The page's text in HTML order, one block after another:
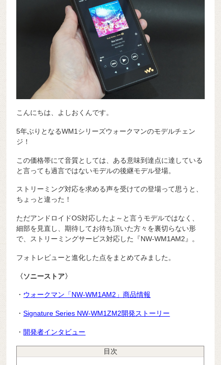
こんにちは、よしおくんです。
5年ぶりとなるWM1シリーズウォークマンのモデルチェン
ジ！
この価格帯にて音質としては、ある意味到達点に達している
と言っても過言ではないモデルの後継モデル登場。
ストリーミング対応を求める声を受けての登場って思うと、
ちょっと違った！
ただアンドロイドOS対応したよ～と言うモデルではなく、
細部を見直し、期待してお待ち頂いた方々を裏切らない形
で、ストリーミングサービス対応した『NW-WM1AM2』。
フォトレビューと進化した点をまとめてみました。
〈ソニーストア〉
・ ウォークマン「NW-WM1AM2」商品情報
・Signature Series NW-WM1ZM2開発ストーリー
・ 開発者インタビュー
目次